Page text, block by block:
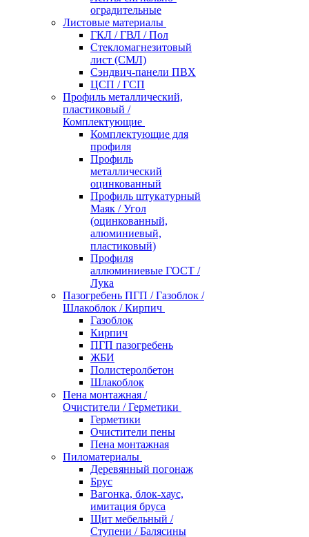
оградительные
Листовые материалы
ГКЛ / ГВЛ / Пол
Стекломагнезитовый
лист (СМЛ)
Сэндвич-панели ПВХ
ЦСП / ГСП
Профиль металлический,
пластиковый /
Комплектующие
Комплектующие для
профиля
Профиль
металлический
оцинкованный
Профиль штукатурный
Маяк / Угол
(оцинкованный,
алюминиевый,
пластиковый)
Профиля
аллюминиевые ГОСТ /
Лука
Пазогребень ПГП / Газоблок /
Шлакоблок / Кирпич
Газоблок
Кирпич
ПГП пазогребень
ЖБИ
Полистеролбетон
Шлакоблок
Пена монтажная /
Очистители / Герметики
Герметики
Очистители пены
Пена монтажная
Пиломатериалы
Деревянный погонаж
Брус
Вагонка, блок-хаус,
имитация бруса
Щит мебельный /
Ступени / Балясины